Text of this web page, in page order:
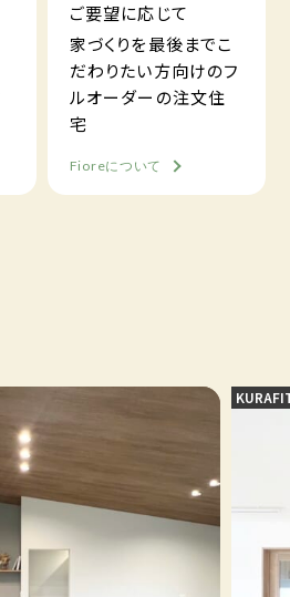
ご要望に応じて
家づくりを最後までこ
だわりたい方向けのフ
ルオーダーの注文住
宅
Fioreについて